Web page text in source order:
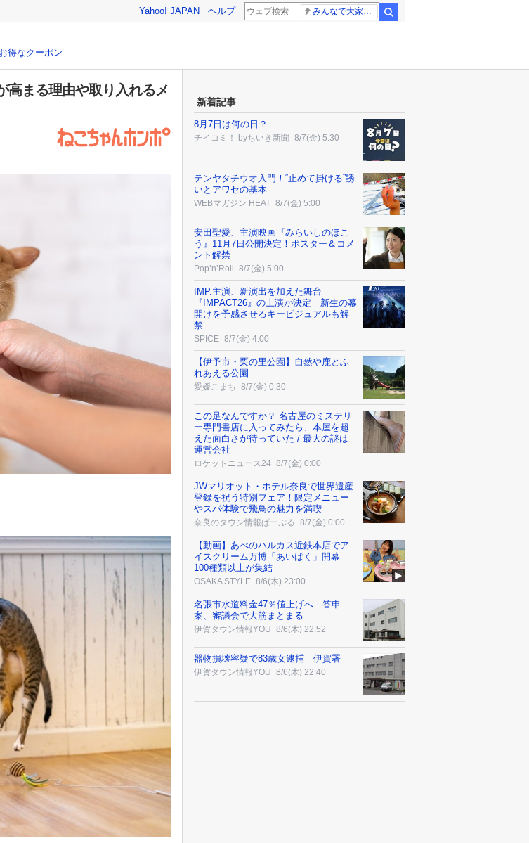
Yahoo! JAPAN ヘルプ みんなで大家さん 2881億円
得なクーポン
まる理由や取り入れるメ
新着記事
8月7日は何の日？
チイコミ！ byちいき新聞 8/7(金) 5:30
テンヤタチウオ入門！“止めて掛ける”誘
いとアワセの基本
WEBマガジン HEAT 8/7(金) 5:00
安田聖愛、主演映画『みらいしのほこ
う』11月7日公開決定！ポスター＆コメ
ント解禁
Pop’n’Roll 8/7(金) 5:00
IMP.主演、新演出を加えた舞台
『IMPACT26』の上演が決定 新生の幕
開けを予感させるキービジュアルも解
禁
SPICE 8/7(金) 4:00
【伊予市・栗の里公園】自然や鹿とふ
れあえる公園
愛媛こまち 8/7(金) 0:30
この足なんですか？ 名古屋のミステリ
ー専門書店に入ってみたら、本屋を超
えた面白さが待っていた / 最大の謎は
運営会社
ロケットニュース24 8/7(金) 0:00
JWマリオット・ホテル奈良で世界遺産
登録を祝う特別フェア！限定メニュー
やスパ体験で飛鳥の魅力を満喫
奈良のタウン情報ぱーぷる 8/7(金) 0:00
【動画】あべのハルカス近鉄本店でア
イスクリーム万博「あいぱく」開幕
100種類以上が集結
OSAKA STYLE 8/6(木) 23:00
名張市水道料金47％値上げへ 答申
案、審議会で大筋まとまる
伊賀タウン情報YOU 8/6(木) 22:52
器物損壊容疑で83歳女逮捕 伊賀署
伊賀タウン情報YOU 8/6(木) 22:40